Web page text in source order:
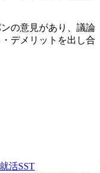
の意見があり、議論
デメリットを出し合
就活SST